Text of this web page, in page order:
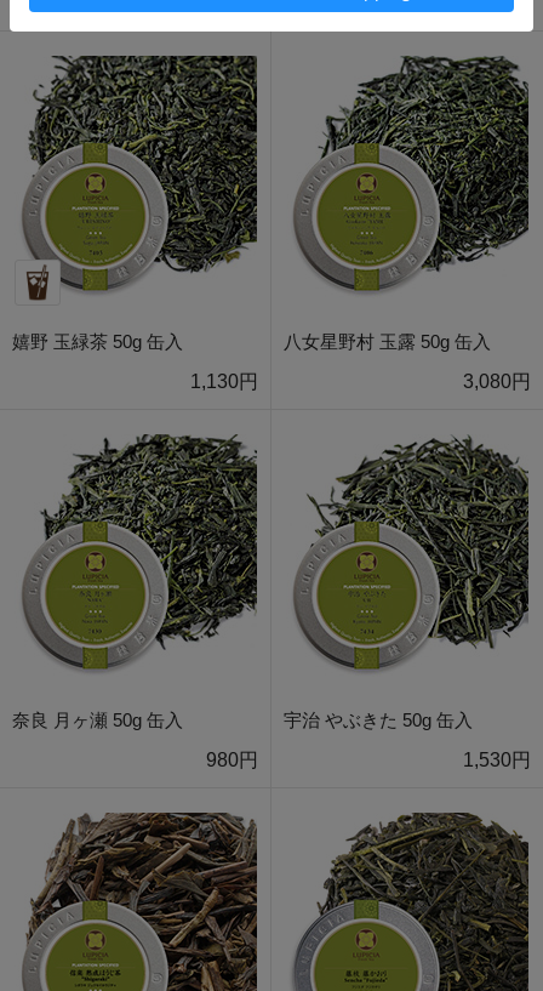
嬉野 玉緑茶 50g 缶入
1,130円
八女星野村 玉露 50g 缶入
3,080円
奈良 月ヶ瀬 50g 缶入
980円
宇治 やぶきた 50g 缶入
1,530円